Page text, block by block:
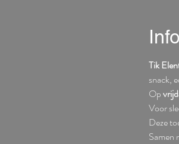
Info
Tik
snack,
Op
Voor
Deze
Samen